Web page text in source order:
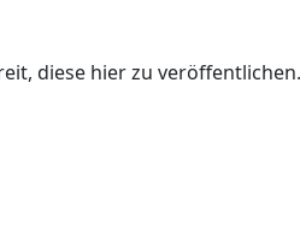
diese hier zu